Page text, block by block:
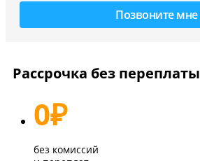
Рассрочка без переплаты
0₽
без комиссий